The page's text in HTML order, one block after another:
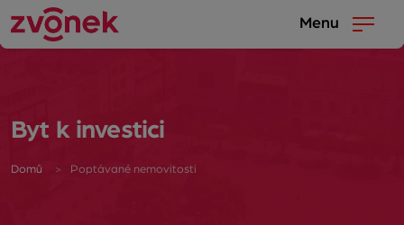
Menu
Byt k investici
Domů Poptávané nemovitosti